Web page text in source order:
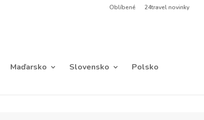
Oblíbené 24travel novinky
Maďarsko Slovensko
Polsko